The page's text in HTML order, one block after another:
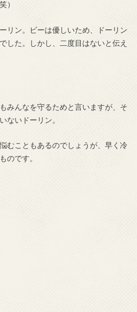
）
リン。ビーは優しいため、ドーリン
した。しかし、二度目はないと伝え
みんなを守るためと言いますが、そ
ないドーリン。
むこともあるのでしょうが、早く冷
のです。